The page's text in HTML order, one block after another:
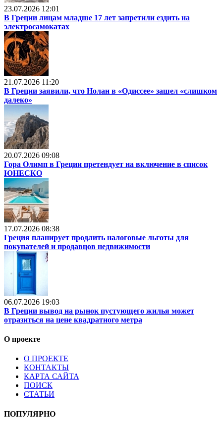
23.07.2026 12:01
В Греции лицам младше 17 лет запретили ездить на
электросамокатах
21.07.2026 11:20
В Греции заявили, что Нолан в «Одиссее» зашел «слишком
далеко»
20.07.2026 09:08
Гора Олимп в Греции претендует на включение в список
ЮНЕСКО
17.07.2026 08:38
Греция планирует продлить налоговые льготы для
покупателей и продавцов недвижимости
06.07.2026 19:03
В Греции вывод на рынок пустующего жилья может
отразиться на цене квадратного метра
О проекте
О ПРОЕКТЕ
КОНТАКТЫ
КАРТА САЙТА
ПОИСК
СТАТЬИ
ПОПУЛЯРНО